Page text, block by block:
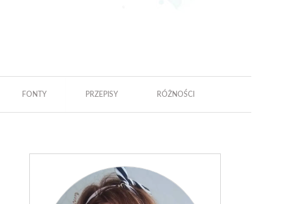
FONTY PRZEPISY RÓŻNOŚCI